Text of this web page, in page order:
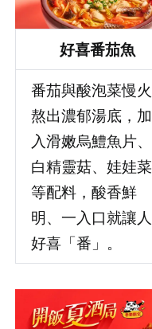
好喜番茄魚
番茄與酸泡菜慢火
熬出濃郁湯底，加
入滑嫩烏鱧魚片、
白精靈菇、娃娃菜
等配料，酸香鮮
明、一入口就讓人
好喜「番」。